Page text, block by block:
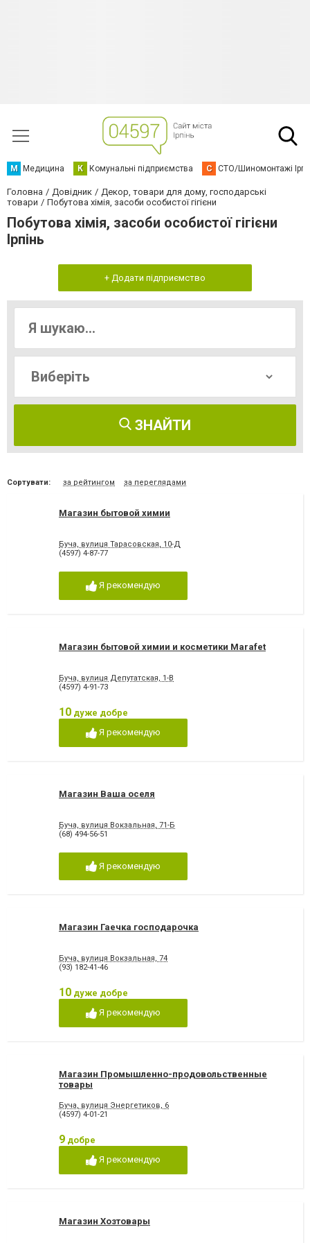
М Медицина К Комунальні підприємства С СТО/Шиномонтажі
Головна Довідник
Декор, товари для дому, господарські
товари
Побутова хімія, засоби особистої гігієни
Побутова хімія, засоби особистої гігієни
Ірпінь
+ Додати підприємство
ЗНАЙТИ
Сортувати: за рейтингом за переглядами
Магазин бытовой химии
Буча, вулиця Тарасовская, 10-Д
(4597) 4-87-77
Я рекомендую
Магазин бытовой химии и косметики Marafet
Буча, вулиця Депутатская, 1-В
(4597) 4-91-73
10 дуже добре
Я рекомендую
Магазин Ваша оселя
Буча, вулиця Вокзальная, 71-Б
(68) 494-56-51
Я рекомендую
Магазин Гаечка господарочка
Буча, вулиця Вокзальная, 74
(93) 182-41-46
10 дуже добре
Я рекомендую
Магазин Промышленно-продовольственные
товары
Буча, вулиця Энергетиков, 6
(4597) 4-01-21
9 добре
Я рекомендую
Магазин Хозтовары